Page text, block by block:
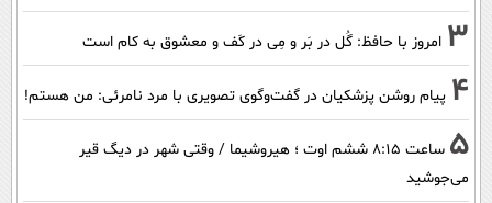
3 امروز با حافظ: گُل در بَر و مِی در کَف و معشوق به کام است
4 پیام روشن پزشکیان در گفت‌و‌گوی تصویری با مرد نامرئی: من هستم!
5
ساعت ۸:۱۵ ششم اوت ؛ هیروشیما / وقتی شهر در دیگ قیر
می‌جوشید